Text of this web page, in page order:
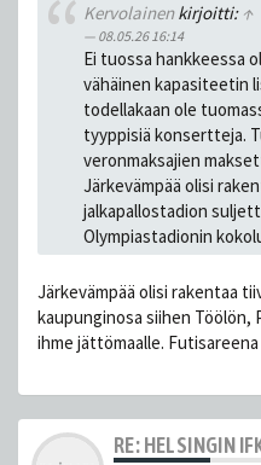
Kervolainenkirjoitti: ↑
08.05.26 16:14
Ei tuossa hankkeessa
vähäinen kapasiteetin
todellakaan ole
tyyppisiä konsertteja.
veronmaksajien
Järkevämpää olisi
jalkapallostadion
Olympiastadionin
Järkevämpää olisi rakentaa
kaupunginosa siihen Töölön,
ihme jättömaalle.
RE: HELSINGIN